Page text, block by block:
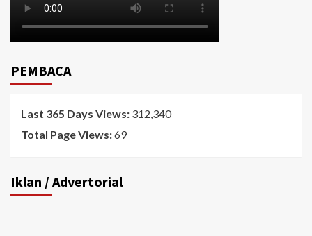
PEMBACA
Last 365 Days Views: 312,340
Total Page Views:69
Iklan / Advertorial